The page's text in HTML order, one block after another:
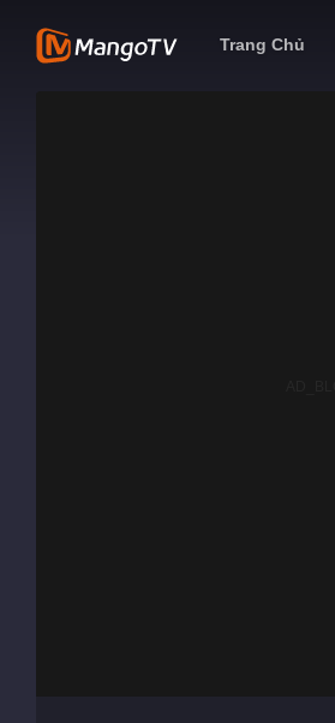
Trang Chủ